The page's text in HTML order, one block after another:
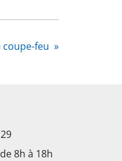
coupe-feu »
8h à 18h